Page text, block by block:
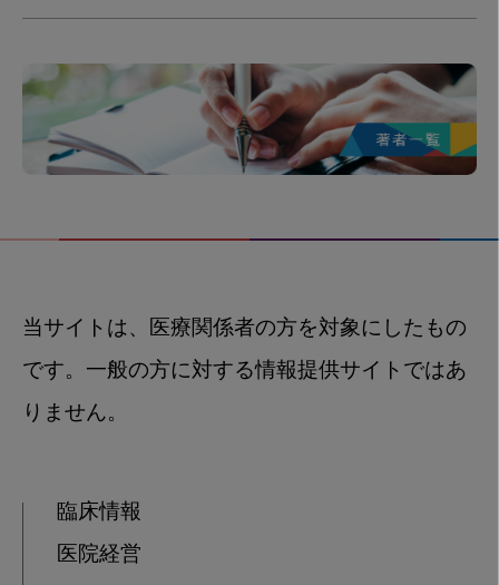
当サイトは、医療関係者の方を対象にしたもの
です。一般の方に対する情報提供サイトではあ
りません。
臨床情報
医院経営